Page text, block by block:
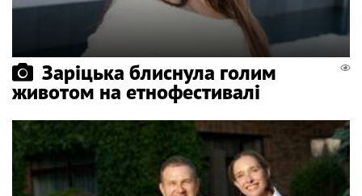
Заріцька блиснула голим
животом на етнофестивалі